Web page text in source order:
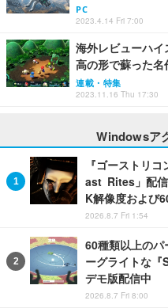
PC
2023.4.14 Fri 7:00
海外レビューハ
高の形で蘇った名
連載・特集
2023.11.16 Thu 17:30
Windowsア
『ゴーストリ
ast Rites」配
K解像度および
2026.8.7 Fri 1:54
60種類以上のパ
ーグライトな『
デモ版配信中
2026.8.7 Fri 8:00